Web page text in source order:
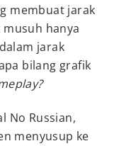
membuat jarak
hanya
jarak
bilang grafik
No Russian,
menyusup ke